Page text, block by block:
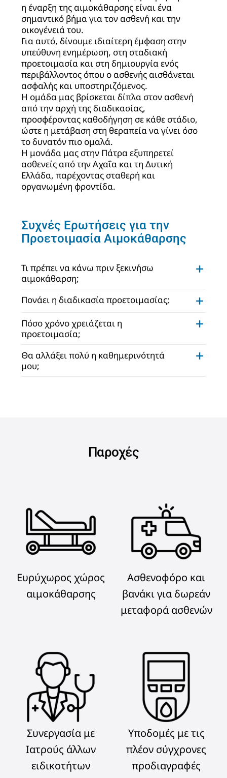
η έναρξη της αιμοκάθαρσης είναι ένα
σημαντικό βήμα για τον ασθενή και την
οικογένειά του.
Για αυτό, δίνουμε ιδιαίτερη έμφαση στην
υπεύθυνη ενημέρωση, στη σταδιακή
προετοιμασία και στη δημιουργία ενός
περιβάλλοντος όπου ο ασθενής αισθάνεται
ασφαλής και υποστηριζόμενος.
Η ομάδα μας βρίσκεται δίπλα στον ασθενή
από την αρχή της διαδικασίας,
προσφέροντας καθοδήγηση σε κάθε στάδιο,
ώστε η μετάβαση στη θεραπεία να γίνει όσο
το δυνατόν πιο ομαλά.
Η μονάδα μας στην Πάτρα εξυπηρετεί
ασθενείς από την Αχαΐα και τη Δυτική
Ελλάδα, παρέχοντας σταθερή και
οργανωμένη φροντίδα.
Συχνές Ερωτήσεις για την
Προετοιμασία Αιμοκάθαρσης
Τι πρέπει να κάνω πριν ξεκινήσω
αιμοκάθαρση;
Πονάει η διαδικασία προετοιμασίας;
Πόσο χρόνο χρειάζεται η
προετοιμασία;
Θα αλλάξει πολύ η καθημερινότητά
μου;
Παροχές
Ευρύχωρος χώρος
αιμοκάθαρσης
Ασθενοφόρο και
βανάκι για δωρεάν
μεταφορά ασθενών
Συνεργασία με
Ιατρούς άλλων
ειδικοτήτων
Υποδομές με τις
πλέον σύγχρονες
προδιαγραφές